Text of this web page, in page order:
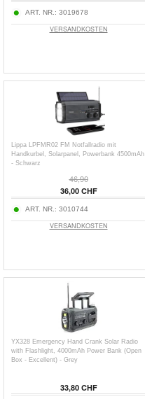
ART. NR.: 3019678
VERSANDKOSTEN
Lippa LPFMR02 FM Notfallradio mit
Handkurbel, Solarpanel, Powerbank 4500mAh
- Schwarz
46,90
36,00 CHF
ART. NR.: 3010744
VERSANDKOSTEN
YX328 Emergency Hand Crank Solar Radio
with Flashlight, 4000mAh Power Bank (Open
Box - Excellent) - Grey
33,80 CHF